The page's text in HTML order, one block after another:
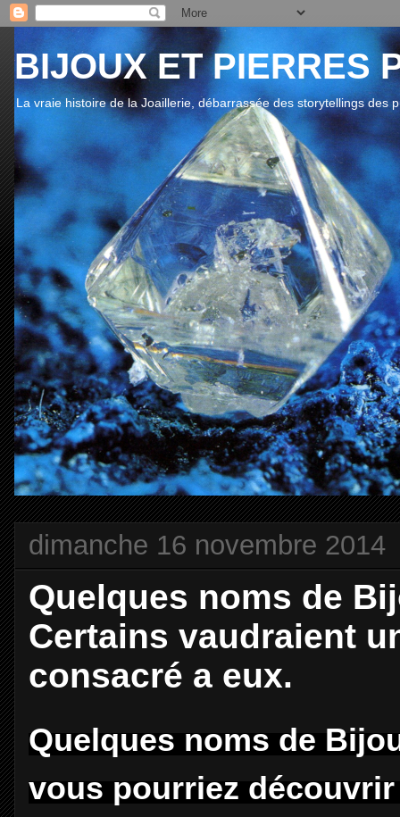
BIJOUX ET PIERRES
La vraie histoire de la Joaillerie, débarrassée des storytellings des
dimanche 16 novembre 2014
Quelques noms de
Certains vaudraient
consacré a eux.
Quelques noms de
vous pourriez